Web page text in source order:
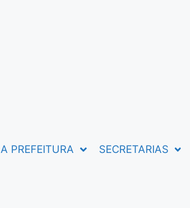
A PREFEITURA SECRETARIAS